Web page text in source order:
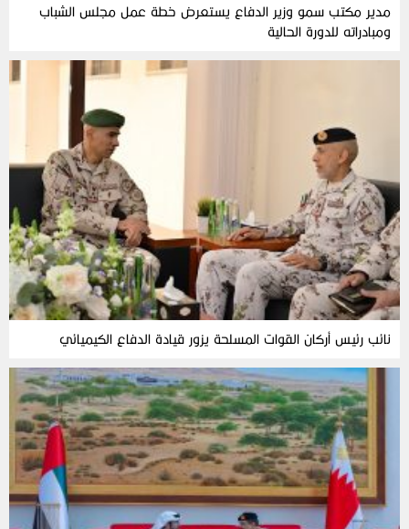
مدير مكتب سمو وزير الدفاع يستعرض خطة عمل مجلس الشباب
ومبادراته للدورة الحالية
نائب رئيس أركان القوات المسلحة يزور قيادة الدفاع الكيميائي